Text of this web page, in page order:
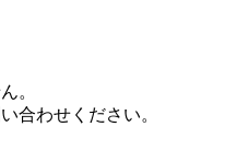
。
合わせください。